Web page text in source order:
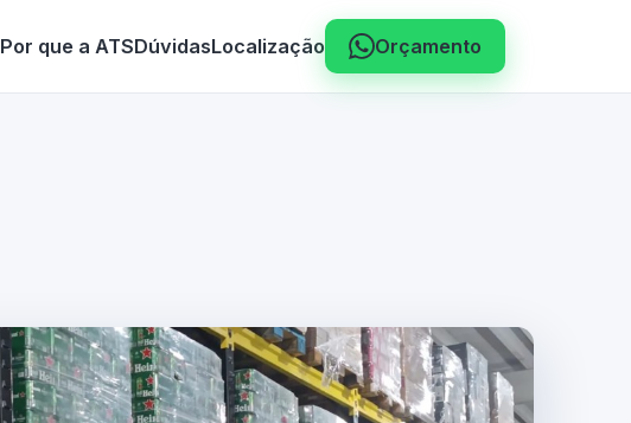
Por que a ATSDúvidasLocalização Orçamento